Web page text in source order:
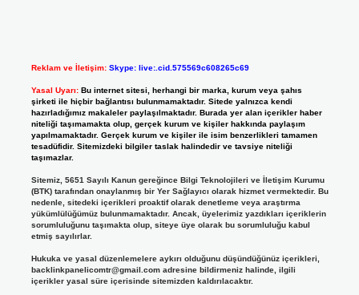
Reklam ve İletişim: Skype: live:.cid.575569c608265c69
Yasal Uyarı: Bu internet sitesi, herhangi bir marka, kurum veya şahıs
şirketi ile hiçbir bağlantısı bulunmamaktadır. Sitede yalnızca kendi
hazırladığımız makaleler paylaşılmaktadır. Burada yer alan içerikler haber
niteliği taşımamakta olup, gerçek kurum ve kişiler hakkında paylaşım
yapılmamaktadır. Gerçek kurum ve kişiler ile isim benzerlikleri tamamen
tesadüfidir. Sitemizdeki bilgiler taslak halindedir ve tavsiye niteliği
taşımazlar.
Sitemiz, 5651 Sayılı Kanun gereğince Bilgi Teknolojileri ve İletişim Kurumu
(BTK) tarafından onaylanmış bir Yer Sağlayıcı olarak hizmet vermektedir. Bu
nedenle, sitedeki içerikleri proaktif olarak denetleme veya araştırma
yükümlülüğümüz bulunmamaktadır. Ancak, üyelerimiz yazdıkları içeriklerin
sorumluluğunu taşımakta olup, siteye üye olarak bu sorumluluğu kabul
etmiş sayılırlar.
Hukuka ve yasal düzenlemelere aykırı olduğunu düşündüğünüz içerikleri,
backlinkpanelicomtr@gmail.comadresine bildirmeniz halinde, ilgili
içerikler yasal süre içerisinde sitemizden kaldırılacaktır.